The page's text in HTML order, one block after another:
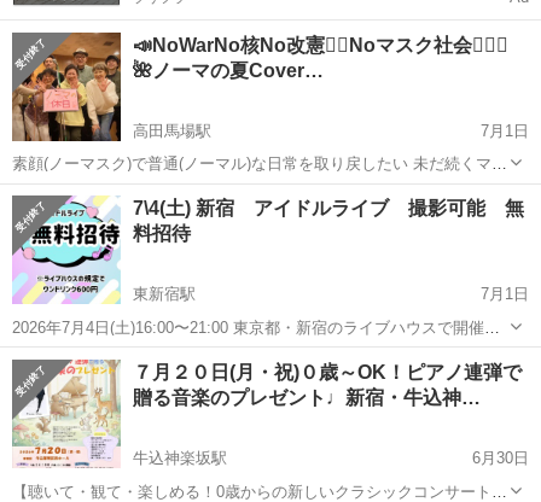
📣NoWarNo核No改憲✊🏻Noマスク社会🙅🏻‍♀️
🌺ノーマの夏Cover…
高田馬場駅
7月1日
素顔(ノーマスク)で普通(ノーマル)な日常を取り戻したい 未だ続くマス
ク接客 医療･介護のマスク強要や面会制限に苦しむ人を無くしたい
🙏🏻 話の通じないパラレルワールドで､すっかり疲れてしまい 生きて
ることさえ嫌だと泣...
東京 新宿区 高田馬場駅 コンサート/ショー
オープンマイク
7\4(土) 新宿 アイドルライブ 撮影可能 無
料招待
東新宿駅
7月1日
2026年7月4日(土)16:00〜21:00 東京都・新宿のライブハウスで開催さ
れる女性アイドルグループ15組ほど出演のライブにご招待させていた
だきます！ 好きな時間に入退場可能です！ お酒好きな方。音楽が好き
な方、ア...
東京 新宿区 東新宿駅 コンサート/ショー ライブ
７月２０日(月・祝)０歳～OK！ピアノ連弾で
贈る音楽のプレゼント♩新宿・牛込神…
牛込神楽坂駅
6月30日
【聴いて・観て・楽しめる！0歳からの新しいクラシックコンサート】